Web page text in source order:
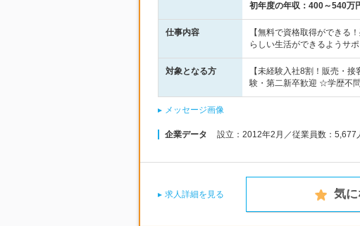
初年度の年収： 400～540万
仕事内容
【無料で資格取得ができ
らしい生活ができるようサポ
対象となる方
【未経験入社8割！販売・
験・第二新卒歓迎 ☆学歴不
メッセージ画像
企業データ 設立：2012年2月／従業員数：5,677
求人詳細を見る 気